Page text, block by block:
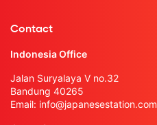
Contact
Indonesia Office
Jalan Suryalaya V no.32
Bandung 40265
Email: info@japanesestation.com